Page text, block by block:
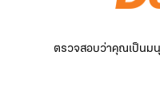
ตรวจสอบว่าคุณเป็นม